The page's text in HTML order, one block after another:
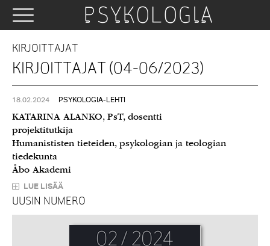
KIRJOITTAJAT
KIRJOITTAJAT (04-06/2023)
18.02.2024 PSYKOLOGIA-LEHTI
KATARINA ALANKO, PsT, dosentti
projektitutkija
Humanististen tieteiden, psykologian ja teologian
tiedekunta
Åbo Akademi
LUE LISÄÄ
UUSIN NUMERO